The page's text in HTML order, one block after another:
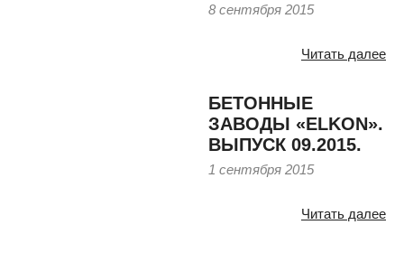
8 сентября 2015
Читать далее
БЕТОННЫЕ
ЗАВОДЫ «ELKON».
ВЫПУСК 09.2015.
1 сентября 2015
Читать далее